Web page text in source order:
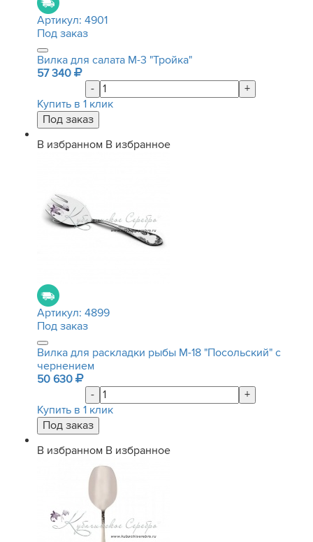
Артикул: 4901
Под заказ
Вилка для салата М-3 "Тройка"
57 340
-
+
Купить в 1 клик
В избранном В избранное
Артикул: 4899
Под заказ
Вилка для раскладки рыбы М-18 "Посольский" с
чернением
50 630
-
+
Купить в 1 клик
В избранном В избранное